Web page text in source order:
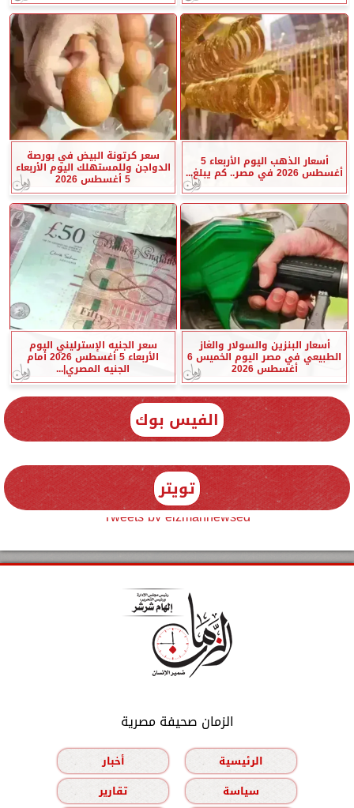
أسعار الذهب اليوم الأربعاء 5
أغسطس 2026 في مصر.. كم يبلغ...
سعر كرتونة البيض في بورصة
الدواجن وللمستهلك اليوم الأربعاء
5 أغسطس 2026
أسعار البنزين والسولار والغاز
الطبيعي في مصر اليوم الخميس 6
أغسطس 2026
سعر الجنيه الإسترليني اليوم
الأربعاء 5 أغسطس 2026 أمام
الجنيه المصري|...
الفيس بوك
تويتر
Tweets by elzmannewseg
الزمان صحيفة مصرية
الرئيسية
أخبار
سياسة
تقارير